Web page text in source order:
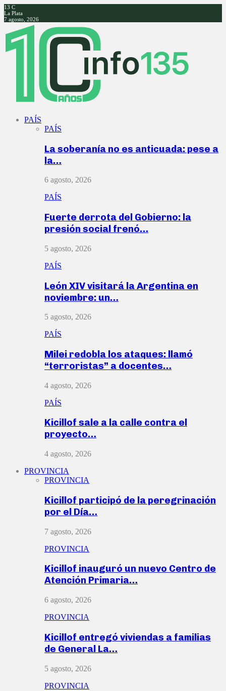
13 C
La Plata
7 agosto, 2026
Facebook
Twitter
Instagram
Youtube
PAÍS
PAÍS
La soberanía no es anticuada: pese a
la…
6 agosto, 2026
PAÍS
Fuerte derrota del Gobierno: la
presión social frenó…
5 agosto, 2026
PAÍS
León XIV visitará la Argentina en
noviembre: un…
5 agosto, 2026
PAÍS
Milei redobla los ataques: llamó
“terroristas” a docentes…
4 agosto, 2026
PAÍS
Kicillof sale a la calle contra el
proyecto…
4 agosto, 2026
PROVINCIA
PROVINCIA
Kicillof participó de la peregrinación
por el Día…
7 agosto, 2026
PROVINCIA
Kicillof inauguró un nuevo Centro de
Atención Primaria…
6 agosto, 2026
PROVINCIA
Kicillof entregó viviendas a familias
de General La…
5 agosto, 2026
PROVINCIA